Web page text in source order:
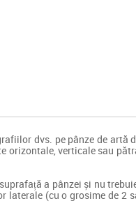
dvs. pe pânze de artă
orizontale, verticale sau
a pânzei și nu
(cu o grosime de 2